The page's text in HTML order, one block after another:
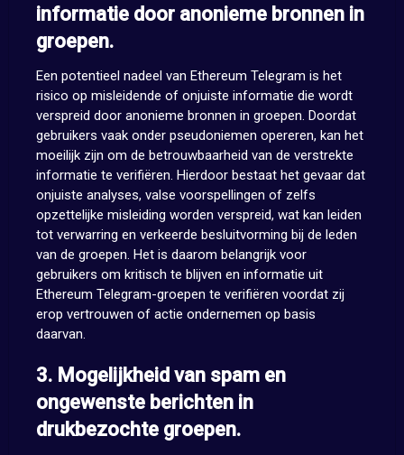
informatie door anonieme bronnen in
groepen.
Een potentieel nadeel van Ethereum Telegram is het
risico op misleidende of onjuiste informatie die wordt
verspreid door anonieme bronnen in groepen. Doordat
gebruikers vaak onder pseudoniemen opereren, kan het
moeilijk zijn om de betrouwbaarheid van de verstrekte
informatie te verifiëren. Hierdoor bestaat het gevaar dat
onjuiste analyses, valse voorspellingen of zelfs
opzettelijke misleiding worden verspreid, wat kan leiden
tot verwarring en verkeerde besluitvorming bij de leden
van de groepen. Het is daarom belangrijk voor
gebruikers om kritisch te blijven en informatie uit
Ethereum Telegram-groepen te verifiëren voordat zij
erop vertrouwen of actie ondernemen op basis
daarvan.
3. Mogelijkheid van spam en
ongewenste berichten in
drukbezochte groepen.